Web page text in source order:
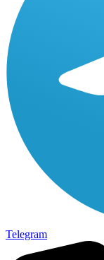
Telegram